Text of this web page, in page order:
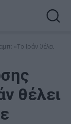
«Το Ιράν θέλει
θέλει